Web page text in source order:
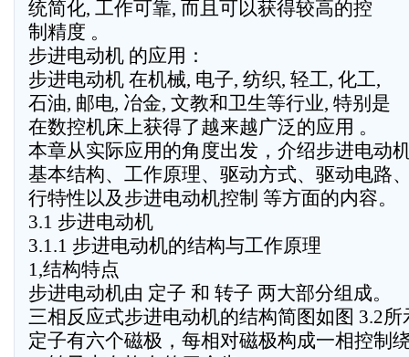
统简化, 工作可靠, 而且可以获得较高的控
制精度 。
步进电动机 的应用：
步进电动机 在机械, 电子, 纺织, 轻工, 化工,
石油, 邮电, 冶金, 文教和卫生等行业, 特别是
在数控机床上获得了越来越广泛的应用 。
本章从实际应用的角度出发，介绍步进电动
基本结构、工作原理、驱动方式、驱动电路
行特性以及步进电动机控制 等方面的内容。
3.1 步进电动机
3.1.1 步进电动机的结构与工作原理
1,结构特点
步进电动机由 定子 和 转子 两大部分组成。
三相反应式步进电动机的结构简图如图 3.2所
定子有六个磁极，每相对磁极构成一相控制